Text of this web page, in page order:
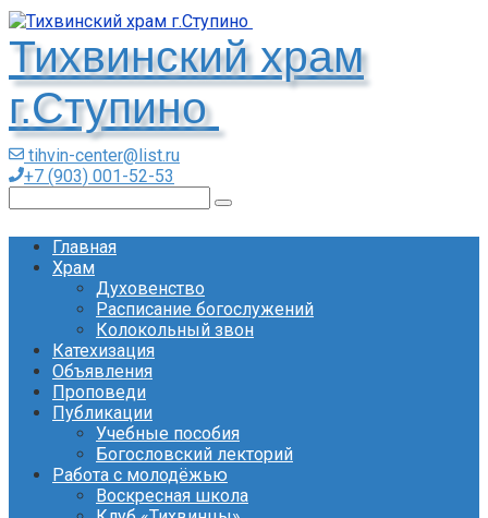
Перейти
к
контенту
Тихвинский храм
г.Ступино
tihvin-center@list.ru
+7 (903) 001-52-53
Главная
Храм
Духовенство
Расписание богослужений
Колокольный звон
Катехизация
Объявления
Проповеди
Публикации
Учебные пособия
Богословский лекторий
Работа с молодёжью
Воскресная школа